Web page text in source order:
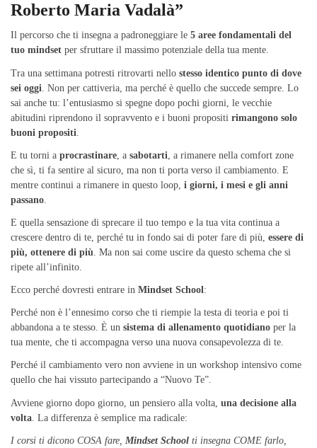
Roberto Maria Vadalà”
Il percorso che ti insegna a padroneggiare le 5 aree fondamentali del
tuo mindset per sfruttare il massimo potenziale della tua mente.
Tra una settimana potresti ritrovarti nello stesso identico punto di dove
sei oggi . Non per cattiveria, ma perché è quello che succede sempre. Lo
sai anche tu: l’entusiasmo si spegne dopo pochi giorni, le vecchie
abitudini riprendono il sopravvento e i buoni propositi rimangono solo
buoni propositi
E tu torni a procrastinare , a sabotarti , a rimanere nella comfort zone
che sì, ti fa sentire al sicuro, ma non ti porta verso il cambiamento. E
mentre continui a rimanere in questo loop, i giorni, i mesi e gli anni
passano
E quella sensazione di sprecare il tuo tempo e la tua vita continua a
crescere dentro di te, perché tu in fondo sai di poter fare di più, essere di
più, ottenere di più . Ma non sai come uscire da questo schema che si
ripete all’infinito.
Ecco perché dovresti entrare in Mindset School:
Perché non è l’ennesimo corso che ti riempie la testa di teoria e poi ti
abbandona a te stesso. È un sistema di allenamento quotidiano per la
tua mente, che ti accompagna verso una nuova consapevolezza di te.
Perché il cambiamento vero non avviene in un workshop intensivo come
quello che hai vissuto partecipando a “Nuovo Te”.
Avviene giorno dopo giorno, un pensiero alla volta, una decisione alla
volta . La differenza è semplice ma radicale:
I corsi ti dicono COSA fare, Mindset School ti insegna COME farlo,